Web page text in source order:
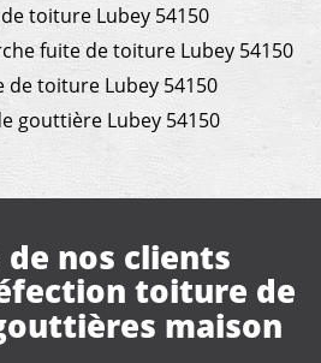
toiture Lubey 54150
fuite de toiture Lubey 54150
de toiture Lubey 54150
gouttière Lubey 54150
de nos clients
Réparation
gouttière